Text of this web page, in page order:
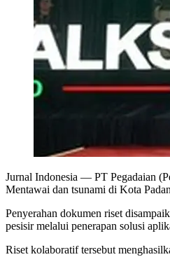
Jurnal Indonesia — PT Pegadaian
Mentawai dan tsunami di Kota
Penyerahan dokumen riset
pesisir melalui penerapan solusi
Riset kolaboratif tersebut